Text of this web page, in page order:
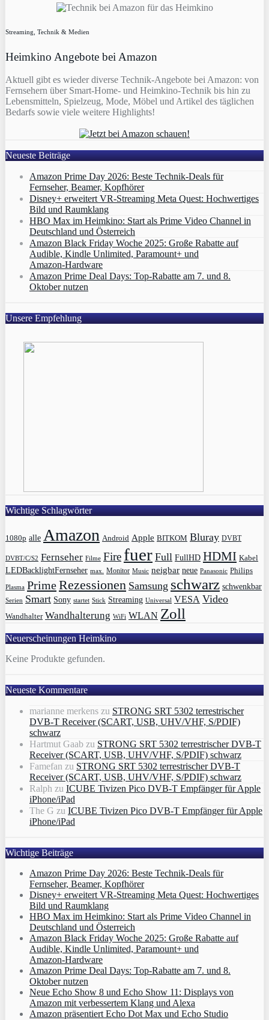
Streaming, Technik & Medien
Heimkino Angebote bei Amazon
Aktuell gibt es wieder diverse Technik-Angebote bei Amazon: von
Fernsehern über Smart-Home- und Heimkino-Technik bis hin zu
Lebensmitteln, Spielzeug, Mode, Möbel und Artikel des täglichen
Bedarfs sowie viele weitere Highlights!
Neueste Beiträge
Amazon Prime Day 2026: Beste Technik-Deals für
Fernseher, Beamer, Kopfhörer
Disney+ erweitert VR‑Streaming Meta Quest: Hochwertiges
Bild und Raumklang
HBO Max im Heimkino: Start als Prime Video Channel in
Deutschland und Österreich
Amazon Black Friday Woche 2025: Große Rabatte auf
Audible, Kindle Unlimited, Paramount+ und
Amazon‑Hardware
Amazon Prime Deal Days: Top-Rabatte am 7. und 8.
Oktober nutzen
Unsere Empfehlung
Wichtige Schlagwörter
1080p alle Amazon Android Apple BITKOM Bluray DVBT
DVBT/C/S2 Fernseher Filme Fire fuer Full FullHD HDMI Kabel
LEDBacklightFernseher max. Monitor Music neigbar neue Panasonic Philips
Plasma PrimeRezessionen Samsung schwarz schwenkbar
Serien Smart Sony startet Stick Streaming Universal VESA Video
Wandhalter Wandhalterung WiFi WLAN Zoll
Neuerscheinungen Heimkino
Keine Produkte gefunden.
Neueste Kommentare
marianne merkens zu STRONG SRT 5302 terrestrischer
DVB-T Receiver (SCART, USB, UHV/VHF, S/PDIF)
schwarz
Hartmut Gaab zu STRONG SRT 5302 terrestrischer DVB-T
Receiver (SCART, USB, UHV/VHF, S/PDIF) schwarz
Famefan zu STRONG SRT 5302 terrestrischer DVB-T
Receiver (SCART, USB, UHV/VHF, S/PDIF) schwarz
Ralph zu ICUBE Tivizen Pico DVB-T Empfänger für Apple
iPhone/iPad
The G zu ICUBE Tivizen Pico DVB-T Empfänger für Apple
iPhone/iPad
Wichtige Beiträge
Amazon Prime Day 2026: Beste Technik-Deals für
Fernseher, Beamer, Kopfhörer
Disney+ erweitert VR‑Streaming Meta Quest: Hochwertiges
Bild und Raumklang
HBO Max im Heimkino: Start als Prime Video Channel in
Deutschland und Österreich
Amazon Black Friday Woche 2025: Große Rabatte auf
Audible, Kindle Unlimited, Paramount+ und
Amazon‑Hardware
Amazon Prime Deal Days: Top-Rabatte am 7. und 8.
Oktober nutzen
Neue Echo Show 8 und Echo Show 11: Displays von
Amazon mit verbessertem Klang und Alexa
Amazon präsentiert Echo Dot Max und Echo Studio